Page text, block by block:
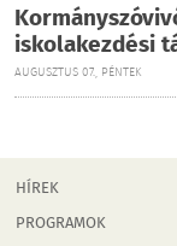
iskolakezdési
AUGUSZTUS 07., PÉNTEK
HÍREK
PROGRAMOK